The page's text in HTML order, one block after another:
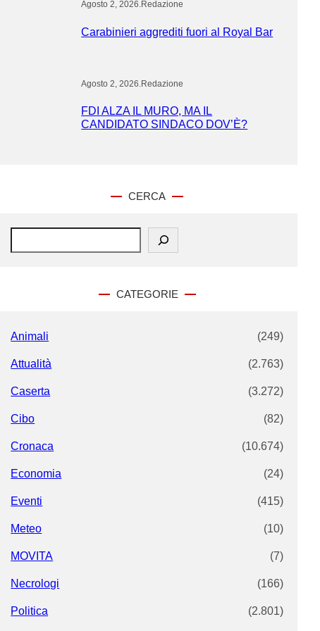
Agosto 2, 2026.Redazione
Carabinieri aggrediti fuori al Royal Bar
Agosto 2, 2026 Redazione
FDI ALZA IL MURO, MA IL
CANDIDATO SINDACO DOV’È?
CERCA
S
CATEGORIE
Animali (249)
Attualità (2.763)
Caserta (3.272)
Cibo (82)
Cronaca (10.674)
Economia (24)
Eventi (415)
Meteo (10)
MOVITA (7)
Necrologi (166)
Politica (2.801)